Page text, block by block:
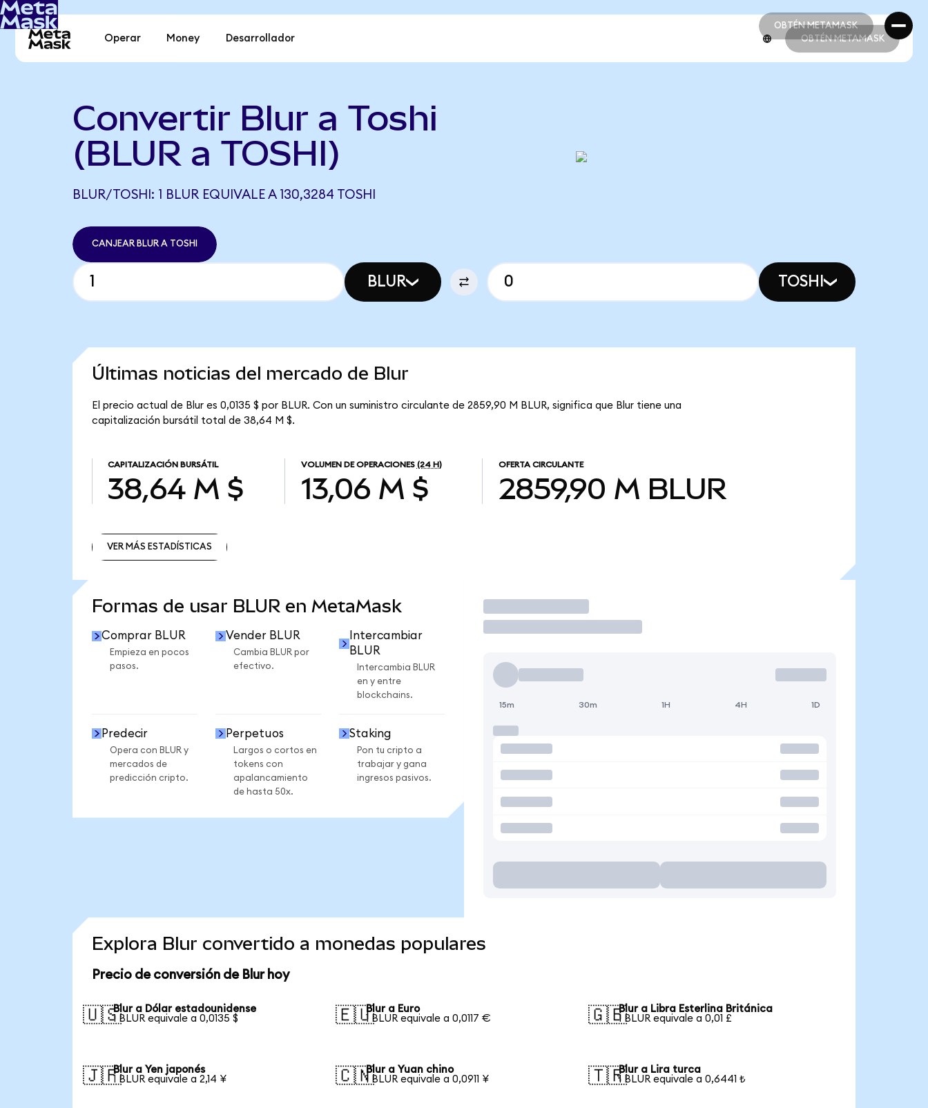
OBTÉN METAMASK
OBTÉN METAMASK
Operar Money Desarrollador OBTÉN METAMASK
Convertir Blur a Toshi
(BLUR a TOSHI)
BLUR/TOSHI: 1 BLUR EQUIVALE A 130,3284 TOSHI
CANJEAR BLUR A TOSHI
BLUR TOSHI
Últimas noticias del mercado de Blur
El precio actual de Blur es 0,0135 $ por BLUR. Con un suministro circulante de 2859,90 M BLUR, significa que Blur tiene una
capitalización bursátil total de 38,64 M $.
CAPITALIZACIÓN BURSÁTIL
38,64 M $
VOLUMEN DE OPERACIONES (24 H)
13,06 M $
OFERTA CIRCULANTE
2859,90 M BLUR
VER MÁS ESTADÍSTICAS
Formas de usar BLUR en MetaMask
Comprar BLUR
Empieza en pocos
pasos.
Vender BLUR
Cambia BLUR por
efectivo.
Intercambiar
BLUR
Intercambia BLUR
en y entre
blockchains.
Predecir
Opera con BLUR y
mercados de
predicción cripto.
Perpetuos
Largos o cortos en
tokens con
apalancamiento
de hasta 50x.
Staking
Pon tu cripto a
trabajar y gana
ingresos pasivos.
Operar
15m 30m 1H 4H 1D
Explora Blur convertido a monedas populares
Precio de conversión de Blur hoy
🇺🇸Blur a Dólar estadounidense
1 BLUR equivale a 0,0135 $
🇪🇺Blur a Euro
1 BLUR equivale a 0,0117 €
🇬🇧Blur a Libra Esterlina Británica
1 BLUR equivale a 0,01 £
🇯🇵Blur a Yen japonés
1 BLUR equivale a 2,14 ¥
🇨🇳Blur a Yuan chino
1 BLUR equivale a 0,0911 ¥
🇹🇷Blur a Lira turca
1 BLUR equivale a 0,6441 ₺